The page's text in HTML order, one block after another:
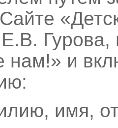
Гурова,
нам!» и
имя,